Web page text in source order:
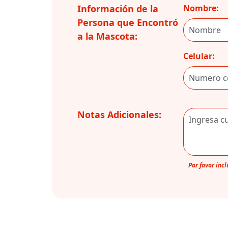
Información de la
Persona que Encontró
a la Mascota:
Nombre:
Celular:
Notas Adicionales:
Por favor